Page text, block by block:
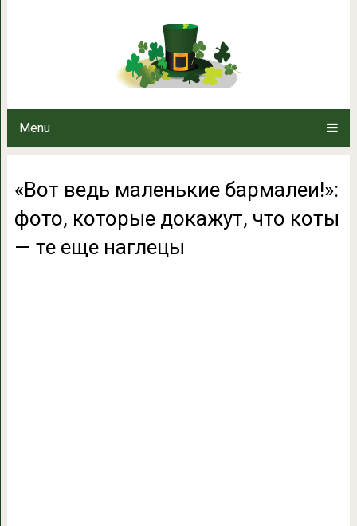
Menu
«Вот ведь маленькие
«Вот ведь маленькие бармалеи!»:
фото, которые докажут, что коты
— те еще наглецы